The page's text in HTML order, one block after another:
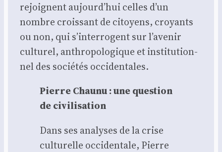
rejoignent aujourd’hui celles d’un
nombre crois­sant de citoyens, croyants
ou non, qui s’interrogent sur l’avenir
cultu­rel, anthro­po­lo­gique et ins­ti­tu­tion­
nel des socié­tés occi­den­tales.
Pierre Chau­nu : une ques­tion
de civi­li­sa­tion
Dans ses ana­lyses de la crise
cultu­relle occi­den­tale, Pierre